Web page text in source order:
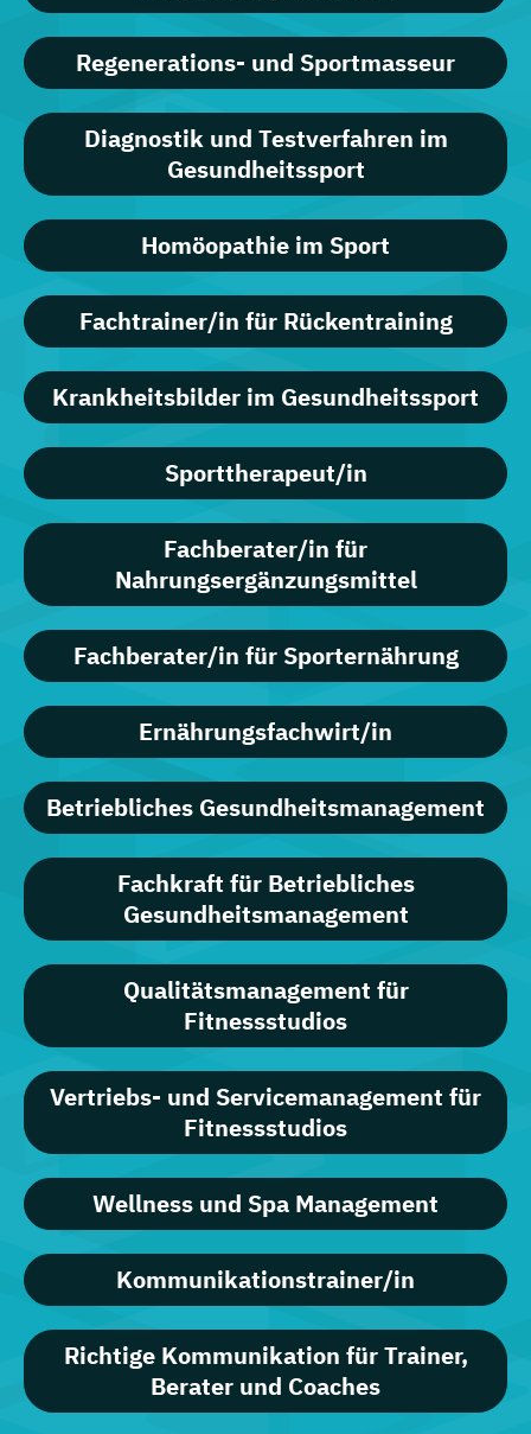
Regenerations- und Sportmasseur
Diagnostik und Testverfahren im
Gesundheitssport
Homöopathie im Sport
Fachtrainer/in für Rückentraining
Krankheitsbilder im Gesundheitssport
Sporttherapeut/in
Fachberater/in für
Nahrungsergänzungsmittel
Fachberater/in für Sporternährung
Ernährungsfachwirt/in
Betriebliches Gesundheitsmanagement
Fachkraft für Betriebliches
Gesundheitsmanagement
Qualitätsmanagement für
Fitnessstudios
Vertriebs- und Servicemanagement für
Fitnessstudios
Wellness und Spa Management
Kommunikationstrainer/in
Richtige Kommunikation für Trainer,
Berater und Coaches